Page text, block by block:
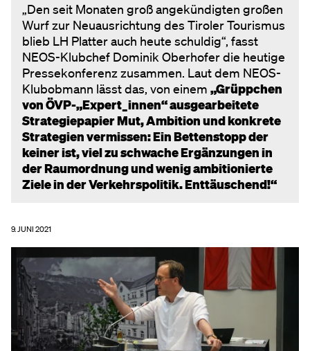
„Den seit Monaten groß angekündigten großen
Wurf zur Neuausrichtung des Tiroler Tourismus
blieb LH Platter auch heute schuldig“, fasst
NEOS-Klubchef Dominik Oberhofer die heutige
Pressekonferenz zusammen. Laut dem NEOS-
Klubobmann lässt das, von einem „Grüppchen
von ÖVP-„Expert_innen“ ausgearbeitete
Strategiepapier Mut, Ambition und konkrete
Strategien vermissen: Ein Bettenstopp der
keiner ist, viel zu schwache Ergänzungen in
der Raumordnung und wenig ambitionierte
Ziele in der Verkehrspolitik. Enttäuschend!“
9. JUNI 2021